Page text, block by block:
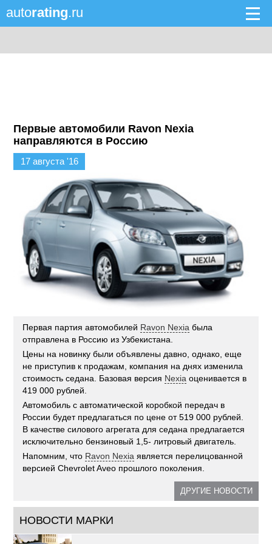
autorating.ru
Первые автомобили Ravon Nexia
направляются в Россию
17 августа '16
Первая партия автомобилей Ravon Nexia была
отправлена в Россию из Узбекистана.
Цены на новинку были объявлены давно, однако, еще
не приступив к продажам, компания на днях изменила
стоимость седана. Базовая версия Nexia оценивается в
419 000 рублей.
Автомобиль с автоматической коробкой передач в
России будет предлагаться по цене от 519 000 рублей.
В качестве силового агрегата для седана предлагается
исключительно бензиновый 1,5- литровый двигатель.
Напомним, что Ravon Nexia является перелицованной
версией Chevrolet Aveo прошлого поколения.
ДРУГИЕ НОВОСТИ
НОВОСТИ МАРКИ